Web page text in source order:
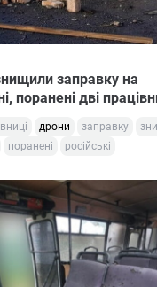
заправку на
поранені дві
дрони заправку
поранені російські